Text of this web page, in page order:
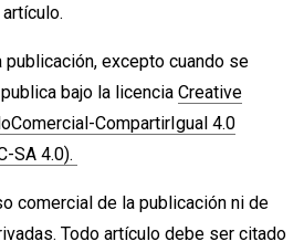
excepto cuando se
bajo la licencia Creative
CompartirIgual 4.0
SA 4.0).
comercial de la publicación ni de
Todo artículo debe ser citado